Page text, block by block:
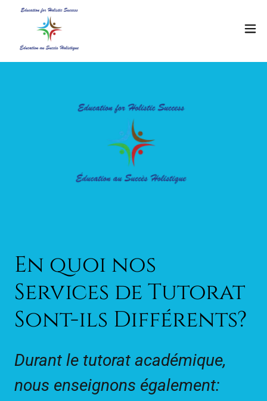
En quoi nos
Services de Tutorat
Sont-ils Différents?
Durant le tutorat académique,
nous enseignons également: